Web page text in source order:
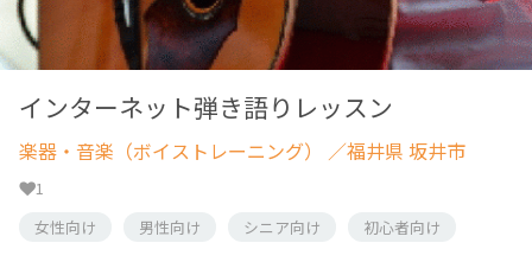
インターネット弾き語りレッスン
楽器・音楽（ボイストレーニング） ／福井県 坂井市
1
女性向け
男性向け シニア向け 初心者向け